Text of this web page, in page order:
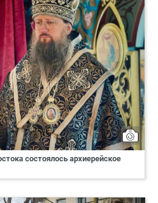
состоялось архиерейское